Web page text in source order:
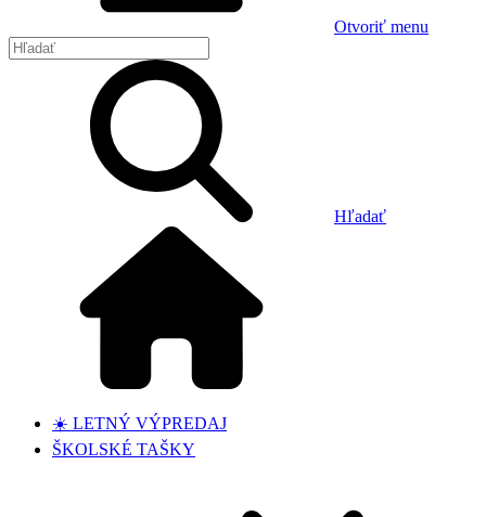
Otvoriť menu
Hľadať
☀️ LETNÝ VÝPREDAJ
ŠKOLSKÉ TAŠKY